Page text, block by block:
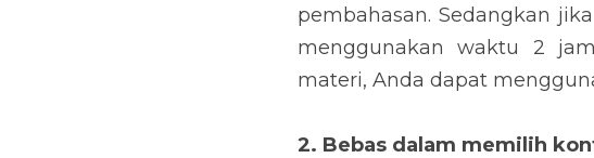
pembahasan. Sedangkan
menggunakan waktu 2
materi, Anda dapat
2. Bebas dalam memilih